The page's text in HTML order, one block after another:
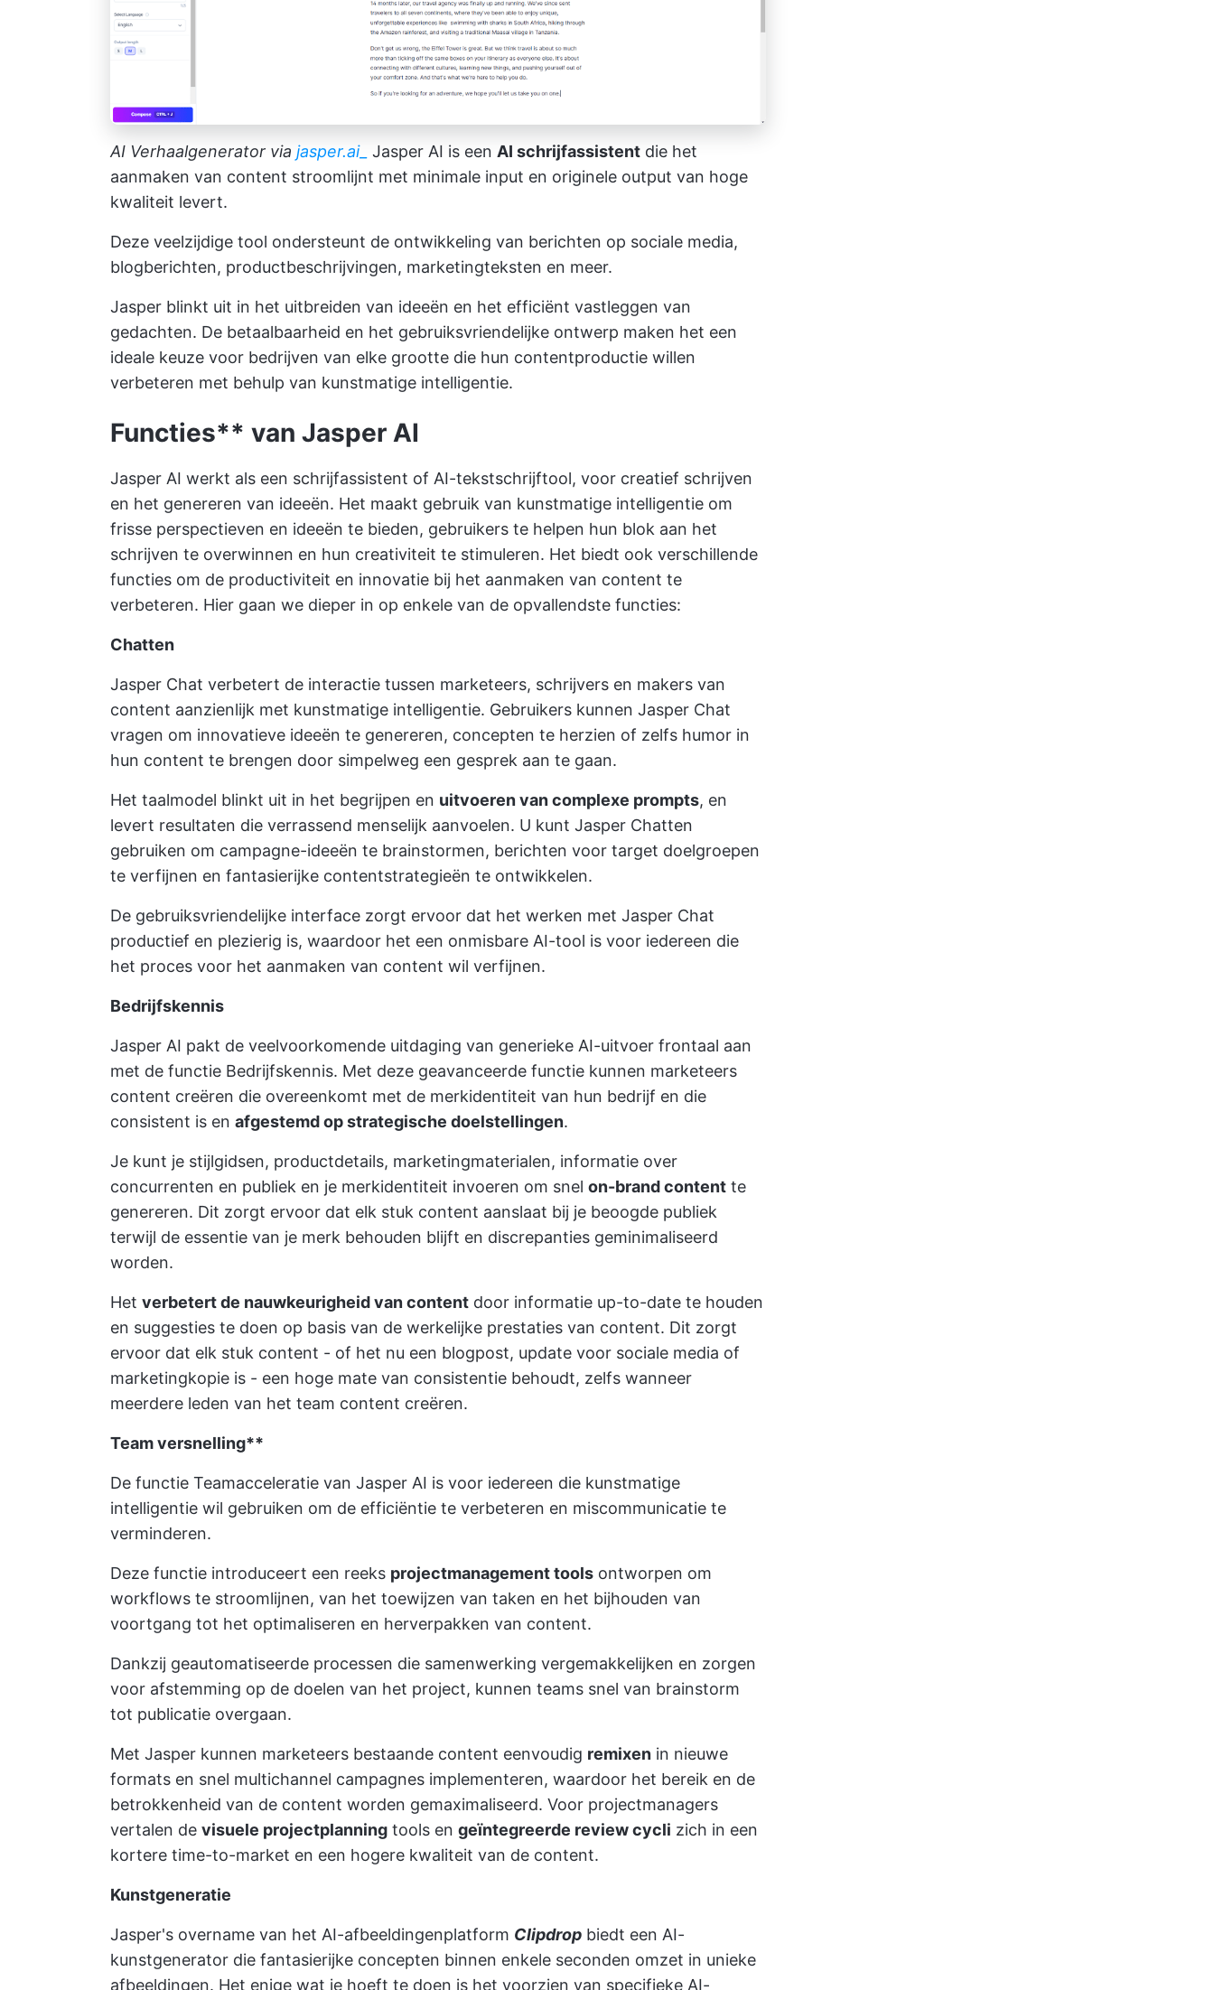
AI Verhaalgenerator via jasper.ai_ Jasper AI is een AI schrijfassistent die het
aanmaken van content stroomlijnt met minimale input en originele output van hoge
kwaliteit levert.
Deze veelzijdige tool ondersteunt de ontwikkeling van berichten op sociale media,
blogberichten, productbeschrijvingen, marketingteksten en meer.
Jasper blinkt uit in het uitbreiden van ideeën en het efficiënt vastleggen van
gedachten. De betaalbaarheid en het gebruiksvriendelijke ontwerp maken het een
ideale keuze voor bedrijven van elke grootte die hun contentproductie willen
verbeteren met behulp van kunstmatige intelligentie.
Functies** van Jasper AI
Jasper AI werkt als een schrijfassistent of AI-tekstschrijftool, voor creatief schrijven
en het genereren van ideeën. Het maakt gebruik van kunstmatige intelligentie om
frisse perspectieven en ideeën te bieden, gebruikers te helpen hun blok aan het
schrijven te overwinnen en hun creativiteit te stimuleren. Het biedt ook verschillende
functies om de productiviteit en innovatie bij het aanmaken van content te
verbeteren. Hier gaan we dieper in op enkele van de opvallendste functies:
Chatten
Jasper Chat verbetert de interactie tussen marketeers, schrijvers en makers van
content aanzienlijk met kunstmatige intelligentie. Gebruikers kunnen Jasper Chat
vragen om innovatieve ideeën te genereren, concepten te herzien of zelfs humor in
hun content te brengen door simpelweg een gesprek aan te gaan.
Het taalmodel blinkt uit in het begrijpen en uitvoeren van complexe prompts, en
levert resultaten die verrassend menselijk aanvoelen. U kunt Jasper Chatten
gebruiken om campagne-ideeën te brainstormen, berichten voor target doelgroepen
te verfijnen en fantasierijke contentstrategieën te ontwikkelen.
De gebruiksvriendelijke interface zorgt ervoor dat het werken met Jasper Chat
productief en plezierig is, waardoor het een onmisbare AI-tool is voor iedereen die
het proces voor het aanmaken van content wil verfijnen.
Bedrijfskennis
Jasper AI pakt de veelvoorkomende uitdaging van generieke AI-uitvoer frontaal aan
met de functie Bedrijfskennis. Met deze geavanceerde functie kunnen marketeers
content creëren die overeenkomt met de merkidentiteit van hun bedrijf en die
consistent is en afgestemd op strategische doelstellingen.
Je kunt je stijlgidsen, productdetails, marketingmaterialen, informatie over
concurrenten en publiek en je merkidentiteit invoeren om snel on-brand content te
genereren. Dit zorgt ervoor dat elk stuk content aanslaat bij je beoogde publiek
terwijl de essentie van je merk behouden blijft en discrepanties geminimaliseerd
worden.
Het verbetert de nauwkeurigheid van content door informatie up-to-date te houden
en suggesties te doen op basis van de werkelijke prestaties van content. Dit zorgt
ervoor dat elk stuk content - of het nu een blogpost, update voor sociale media of
marketingkopie is - een hoge mate van consistentie behoudt, zelfs wanneer
meerdere leden van het team content creëren.
Team versnelling**
De functie Teamacceleratie van Jasper AI is voor iedereen die kunstmatige
intelligentie wil gebruiken om de efficiëntie te verbeteren en miscommunicatie te
verminderen.
Deze functie introduceert een reeks projectmanagement tools ontworpen om
workflows te stroomlijnen, van het toewijzen van taken en het bijhouden van
voortgang tot het optimaliseren en herverpakken van content.
Dankzij geautomatiseerde processen die samenwerking vergemakkelijken en zorgen
voor afstemming op de doelen van het project, kunnen teams snel van brainstorm
tot publicatie overgaan.
Met Jasper kunnen marketeers bestaande content eenvoudig remixen in nieuwe
formats en snel multichannel campagnes implementeren, waardoor het bereik en de
betrokkenheid van de content worden gemaximaliseerd. Voor projectmanagers
vertalen de visuele projectplanning tools en geïntegreerde review cycli zich in een
kortere time-to-market en een hogere kwaliteit van de content.
Kunstgeneratie
Jasper's overname van het AI-afbeeldingenplatform Clipdrop biedt een AI-
kunstgenerator die fantasierijke concepten binnen enkele seconden omzet in unieke
afbeeldingen. Het enige wat je hoeft te doen is het voorzien van specifieke AI-